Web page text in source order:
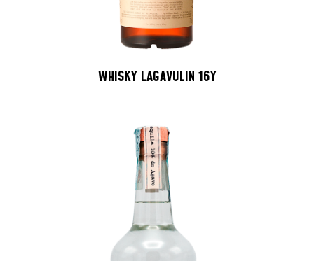
WHISKY LAGAVULIN 16Y